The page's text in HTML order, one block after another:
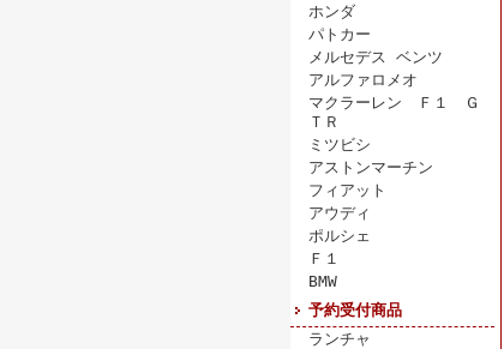
ホンダ
パトカー
メルセデス ベンツ
アルファロメオ
マクラーレン Ｆ１ Ｇ
ＴＲ
ミツビシ
アストンマーチン
フィアット
アウディ
ポルシェ
Ｆ１
BMW
予約受付商品
ランチャ